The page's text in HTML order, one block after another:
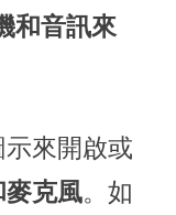
和音訊來
來開啟或
麥克風。如